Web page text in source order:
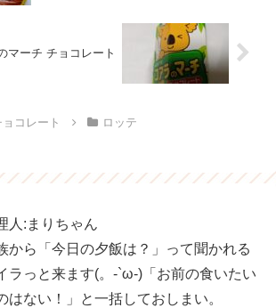
マーチ チョコレート
ョコレート ロッテ
人:まりちゃん
から「今日の夕飯は？」って聞かれる
ラっと来ます(。-`ω-)「お前の食いたい
はない！」と一括しておしまい。